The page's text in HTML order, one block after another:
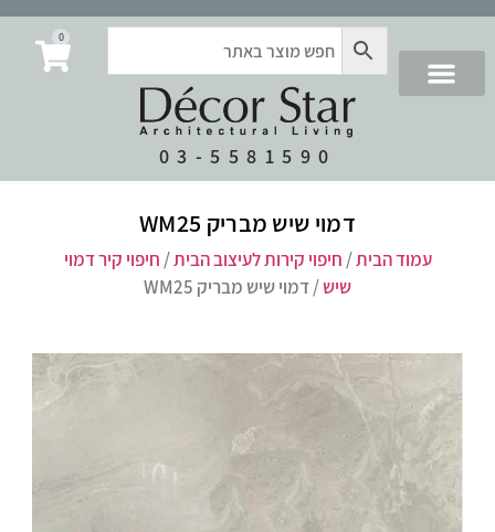
03-5581590
0
דמוי שיש מבריק WM25
עמוד הבית/ חיפוי קירות לעיצוב הבית/ חיפוי קיר דמוי
שיש/ דמוי שיש מבריק WM25